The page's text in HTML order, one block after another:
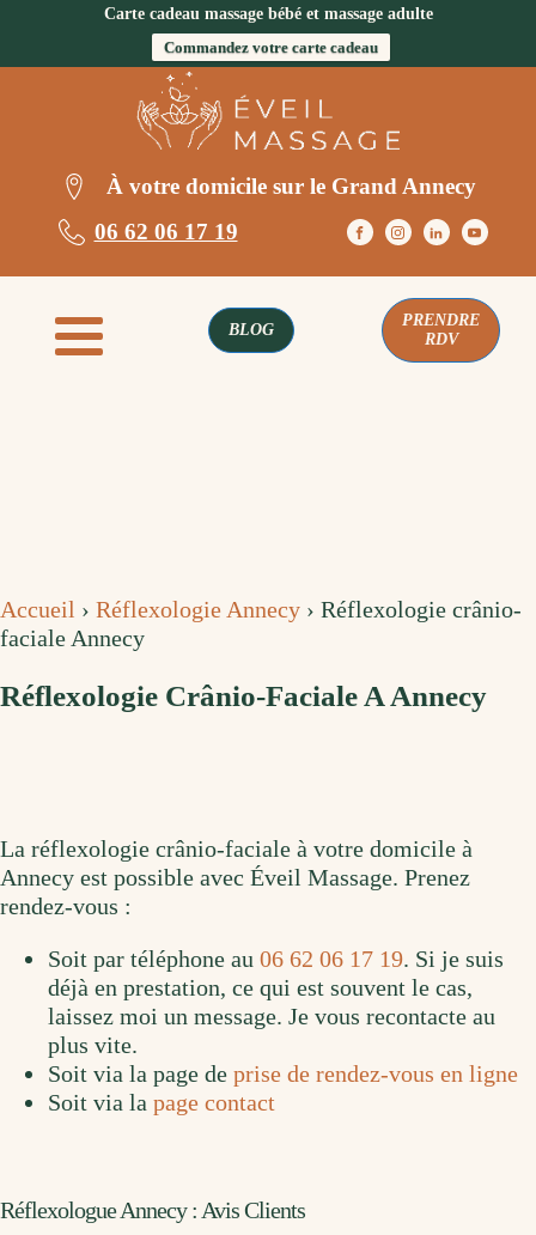
Carte cadeau massage bébé et massage adulte
Commandez votre carte cadeau
À votre domicile sur le Grand Annecy
06 62 06 17 19
BLOG
PRENDRE
RDV
Accueil › Réflexologie Annecy › Réflexologie crânio-
faciale Annecy
Réflexologie Crânio-Faciale A Annecy
La réflexologie crânio-faciale à votre domicile à
Annecy est possible avec Éveil Massage. Prenez
rendez-vous :
Soit par téléphone au 06 62 06 17 19. Si je suis
déjà en prestation, ce qui est souvent le cas,
laissez moi un message. Je vous recontacte au
plus vite.
Soit via la page de prise de rendez-vous en ligne
Soit via la page contact
Réflexologue Annecy : Avis Clients